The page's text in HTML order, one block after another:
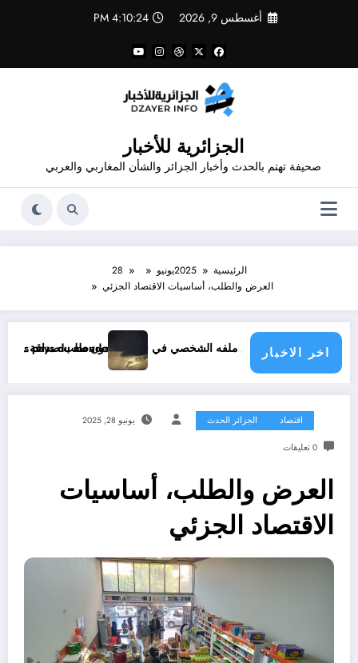
أغسطس 9, 2026 4:10:24 PM
الجزائرية للأخبار
صحيفة تهتم بالحدث وأخبار الجزائر والشأن المغاربي والعربي
الرئيسية 2025يونيو
28
العرض والطلب، أساسيات الاقتصاد الجزئي
اخر الاخبار
فيسبوك دون طلب صداقة .. الاطلاع على محتوى صفحة شخص اغلق ملفه الشخصي في فيسبوك دون طلب صداقة
menace les pays du monde
اقتصاد الجزائر الحدث يونيو 28, 2025
0 تعليقات
العرض والطلب، أساسيات
الاقتصاد الجزئي